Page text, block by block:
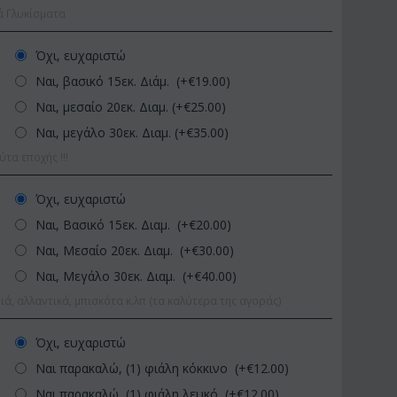
ΚΩΔΙΚΟΣ:
Ορχιδέα φαλαίνοψις σε
γυάλινο βάζο
45.00 €39.99
Όχι, ευχαριστώ
Ναι, βασικό 15εκ. Διάμ. (+€19.00)
Ναι, μεσαίο 20εκ. Διαμ. (+€25.00)
Ναι, μεγάλο 30εκ. Διαμ. (+€35.00)
Όχι, ευχαριστώ
Ναι, Βασικό 15εκ. Διαμ. (+€20.00)
Ναι, Μεσαίο 20εκ. Διαμ. (+€30.00)
Ναι, Μεγάλο 30εκ. Διαμ. (+€40.00)
Όχι, ευχαριστώ
Ναι παρακαλώ, (1) φιάλη κόκκινο (+€12.00)